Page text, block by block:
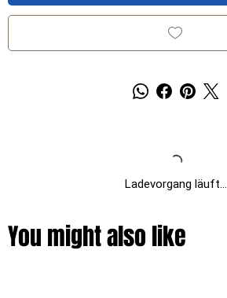
Ladevorgang läuft...
You might also like